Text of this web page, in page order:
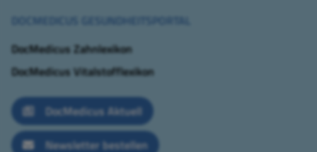
DOCMEDICUS GESUNDHEITSPORTAL
DocMedicus Zahnlexikon
DocMedicus Vitalstofflexikon
DocMedicus Aktuell
Newsletter bestellen